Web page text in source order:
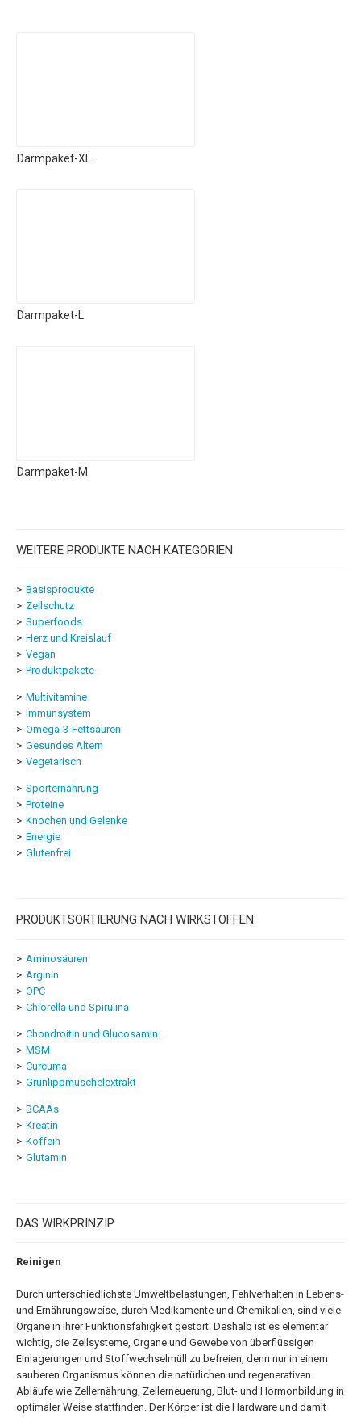
Darmpaket-XL
Darmpaket-L
Darmpaket-M
WEITERE PRODUKTE NACH KATEGORIEN
Basisprodukte
Zellschutz
Superfoods
Herz und Kreislauf
Vegan
Produktpakete
Multivitamine
Immunsystem
Omega-3-Fettsäuren
Gesundes Altern
Vegetarisch
Sporternährung
Proteine
Knochen und Gelenke
Energie
Glutenfrei
PRODUKTSORTIERUNG NACH WIRKSTOFFEN
Aminosäuren
Arginin
OPC
Chlorella und Spirulina
Chondroitin und Glucosamin
MSM
Curcuma
Grünlippmuschelextrakt
BCAAs
Kreatin
Koffein
Glutamin
DAS WIRKPRINZIP
Reinigen
Durch unterschiedlichste Umweltbelastungen, Fehlverhalten in Lebens-
und Ernährungsweise, durch Medikamente und Chemikalien, sind viele
Organe in ihrer Funktionsfähigkeit gestört. Deshalb ist es elementar
wichtig, die Zellsysteme, Organe und Gewebe von überflüssigen
Einlagerungen und Stoffwechselmüll zu befreien, denn nur in einem
sauberen Organismus können die natürlichen und regenerativen
Abläufe wie Zellernährung, Zellerneuerung, Blut- und Hormonbildung in
optimaler Weise stattfinden. Der Körper ist die Hardware und damit